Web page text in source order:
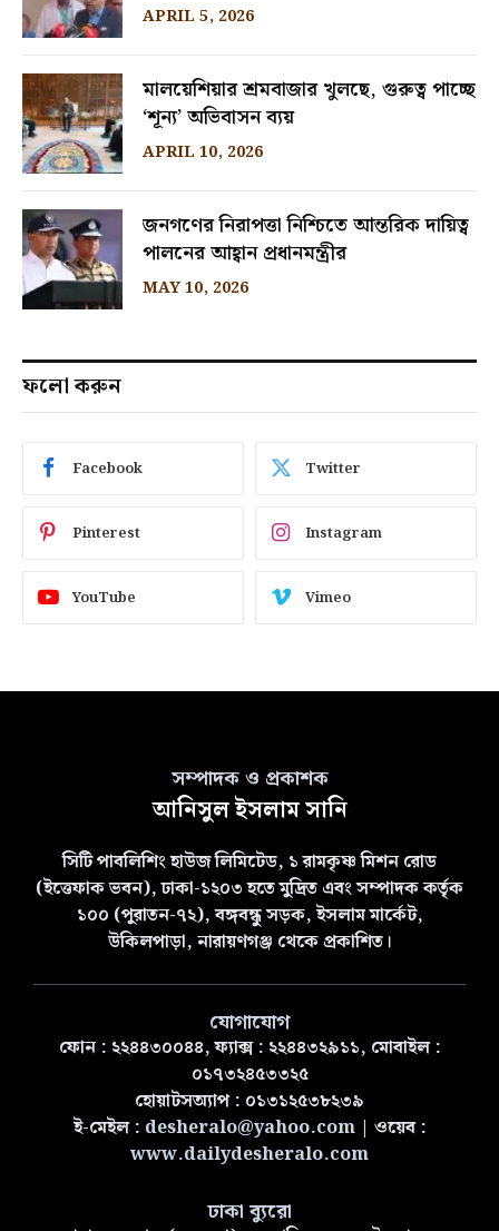
APRIL 5, 2026
মালয়েশিয়ার শ্রমবাজার খুলছে, গুরুত্ব পাচ্ছে
‘শূন্য’ অভিবাসন ব্যয়
APRIL 10, 2026
জনগণের নিরাপত্তা নিশ্চিতে আন্তরিক দায়িত্ব
পালনের আহ্বান প্রধানমন্ত্রীর
MAY 10, 2026
ফলো করুন
Facebook Twitter
Pinterest Instagram
YouTube Vimeo
সম্পাদক ও প্রকাশক
আনিসুল ইসলাম সানি
সিটি পাবলিশিং হাউজ লিমিটেড, ১ রামকৃষ্ণ মিশন রোড
(ইত্তেফাক ভবন), ঢাকা-১২০৩ হতে মুদ্রিত এবং সম্পাদক কর্তৃক
১০০ (পুরাতন-৭২), বঙ্গবন্ধু সড়ক, ইসলাম মার্কেট,
উকিলপাড়া, নারায়ণগঞ্জ থেকে প্রকাশিত।
যোগাযোগ
ফোন : ২২৪৪৩০০৪৪, ফ্যাক্স : ২২৪৪৩২৯১১, মোবাইল :
০১৭৩২৪৫৩৩২৫
হোয়াটসঅ্যাপ : ০১৩১২৫৩৮২৩৯
ই-মেইল : desheralo@yahoo.com| ওয়েব :
www.dailydesheralo.com
ঢাকা ব্যুরো